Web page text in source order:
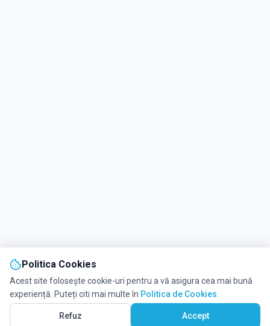
Politica Cookies
Acest site folosește cookie-uri pentru a vă asigura cea mai bună
experiență. Puteți citi mai multe în Politica de Cookies
Refuz Accept